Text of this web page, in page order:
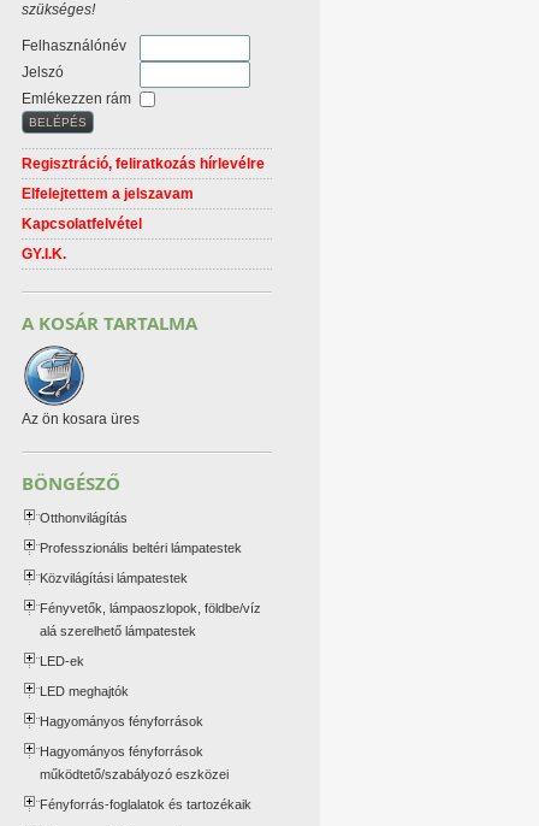
szükséges!
Felhasználónév
Jelszó
Emlékezzen rám
Regisztráció, feliratkozás hírlevélre
Elfelejtettem a jelszavam
Kapcsolatfelvétel
GY.I.K.
A KOSÁR TARTALMA
Az ön kosara üres
BÖNGÉSZŐ
Otthonvilágítás
Professzionális beltéri lámpatestek
Közvilágítási lámpatestek
Fényvetők, lámpaoszlopok, földbe/víz
alá szerelhető lámpatestek
LED-ek
LED meghajtók
Hagyományos fényforrások
Hagyományos fényforrások
működtető/szabályozó eszközei
Fényforrás-foglalatok és tartozékaik